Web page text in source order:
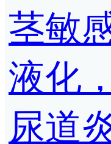
茎敏
液化
尿道